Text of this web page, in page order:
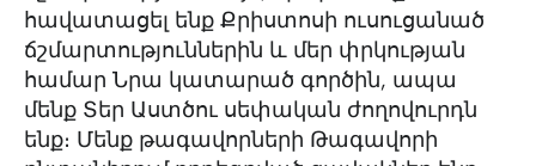
հավատացել ենք Քրիստոսի ուսուցանած
ճշմարտություններին և մեր փրկության
համար Նրա կատարած գործին, ապա
մենք Տեր Աստծու սեփական ժողովուրդն
ենք։ Մենք թագավորների Թագավորի